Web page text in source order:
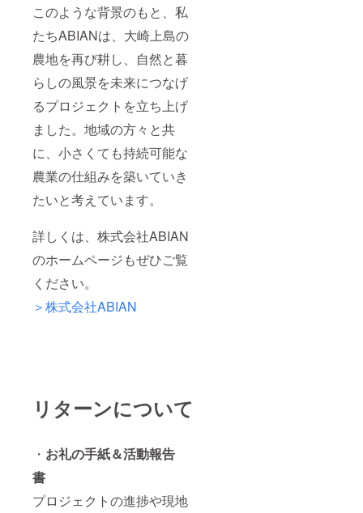
このような背景のもと、私
たちABIANは、大崎上島の
農地を再び耕し、自然と暮
らしの風景を未来につなげ
るプロジェクトを立ち上げ
ました。地域の方々と共
に、小さくても持続可能な
農業の仕組みを築いていき
たいと考えています。
詳しくは、株式会社ABIAN
のホームページもぜひご覧
ください。
＞株式会社ABIAN
リターンについて
・ お礼の手紙＆活動報告
書
プロジェクトの進捗や現地